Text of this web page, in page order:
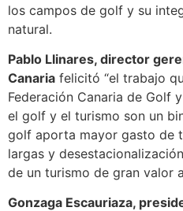
los campos de golf y su
natural.
Pablo Llinares, director
Canaria felicitó “el trabajo
Federación Canaria de Golf
el golf y el turismo son un
golf aporta mayor gasto de
largas y
de un turismo de gran valor
Gonzaga Escauriaza,